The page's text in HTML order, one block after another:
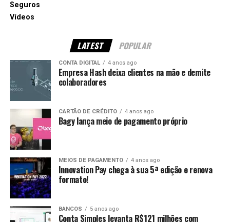
Seguros
Vídeos
LATEST POPULAR
CONTA DIGITAL 4 anos ago
Empresa Hash deixa clientes na mão e demite
colaboradores
CARTÃO DE CRÉDITO 4 anos ago
Bagy lança meio de pagamento próprio
MEIOS DE PAGAMENTO 4 anos ago
Innovation Pay chega à sua 5ª edição e renova
formato!
BANCOS 5 anos ago
Conta Simples levanta R$121 milhões com